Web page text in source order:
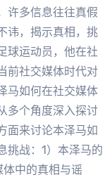
许多信息往往真假
讳，揭示真相，挑
球运动员，他在社
前社交媒体时代对
马如何在社交媒体
多个角度深入探讨
面来讨论本泽马如
挑战：1）本泽马的
中的真相与谣